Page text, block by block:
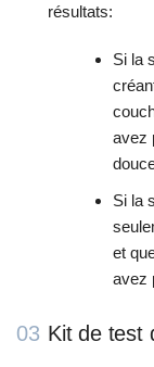
résultats:
Si la
avez
Si la
et
avez
03 Kit de test